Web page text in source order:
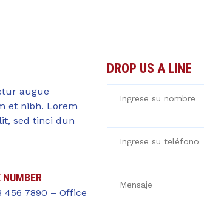
augue
et nibh. Lorem
sed tinci dun
NUMBER
456 7890 – Office
DROP US A LINE